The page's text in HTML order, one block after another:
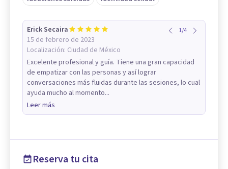
Erick Secaira
15 de febrero de 2023
Localización: Ciudad de México
1/4
Excelente profesional y guía. Tiene una gran capacidad
de empatizar con las personas y así lograr
conversaciones más fluidas durante las sesiones, lo cual
ayuda mucho al momento...
Leer más
Reserva tu cita